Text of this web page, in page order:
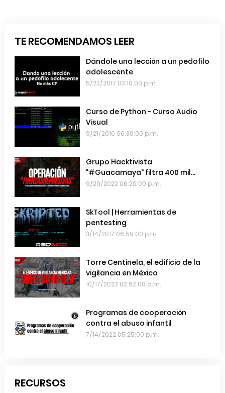
TE RECOMENDAMOS LEER
Dándole una lección a un pedofilo
adolescente
5/22/2017 03:10:00 p.m.
Curso de Python - Curso Audio
Visual
9/21/2016 06:30:00 p.m.
Grupo Hacktivista
"#Guacamaya" filtra 400 mil
emails de las Fuerzas Armadas de
9/20/2022 06:20:00 p.m.
SkTool | Herramientas de
pentesting
3/14/2017 06:59:00 p.m.
Torre Centinela, el edificio de la
vigilancia en México
10/17/2023 02:52:00 a.m.
Programas de cooperación
contra el abuso infantil
7/14/2022 05:25:00 p.m.
RECURSOS